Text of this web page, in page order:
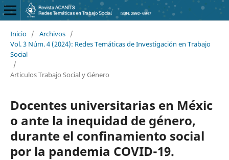
Inicio / Archivos /
Vol. 3 Núm. 4 (2024): Redes Temáticas de Investigación en Trabajo
Social
/
Articulos Trabajo Social y Género
Docentes universitarias en Méxic
o ante la inequidad de género,
durante el confinamiento social
por la pandemia COVID-19.